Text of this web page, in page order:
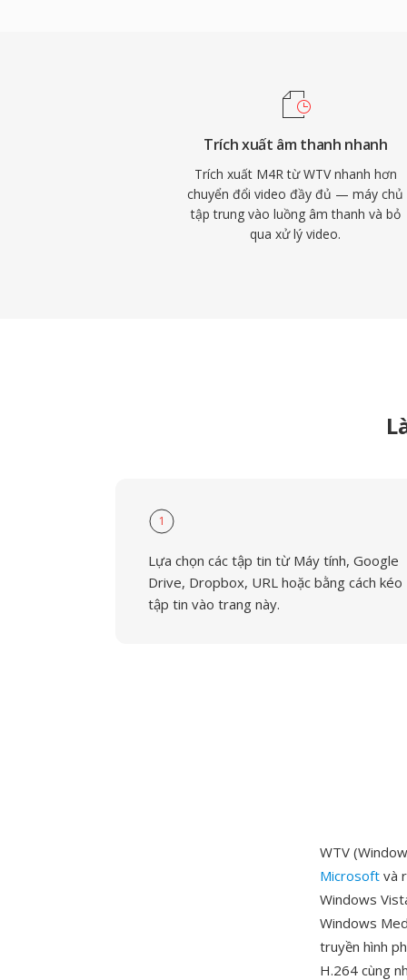
triển khai dễ dàng đến bất kỳ iPhone nào
hoặc AirDrop, phát lại chất lượng cao từ
thước tệp nhỏ, và khả năng gán nhạc
hệ để nhận diện người gọi ngay lập tức.
Trích xuất âm thanh nhanh
Trích xuất M4R từ WTV nhanh hơn
chuyển đổi video đầy đủ — máy chủ
tập trung vào luồng âm thanh và bỏ
qua xử lý video.
1
Lựa chọn các tập tin từ Máy tính, Google
Drive, Dropbox, URL hoặc bằng cách kéo
tập tin vào trang này.
WTV
Microsoft và
Windows
Windows
truyền hình
H.264 cùng